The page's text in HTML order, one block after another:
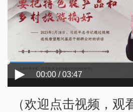
00:00 / 03:47
（欢迎点击视频，观